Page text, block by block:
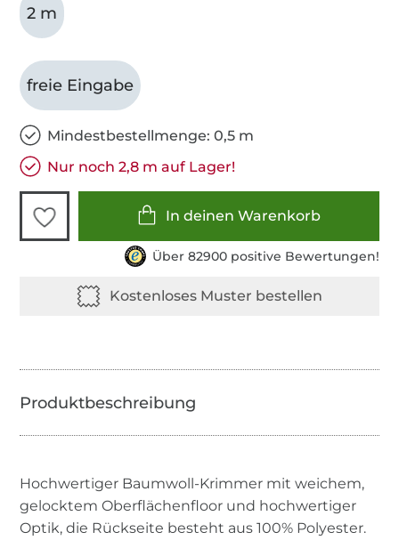
2 m
freie Eingabe
Mindestbestellmenge: 0,5 m
Nur noch 2,8 m auf Lager!
In deinen Warenkorb
Über 82900 positive Bewertungen!
Hochwertiger Baumwoll-Krimmer mit weichem,
gelocktem Oberflächenfloor und hochwertiger
Optik, die Rückseite besteht aus 100% Polyester.